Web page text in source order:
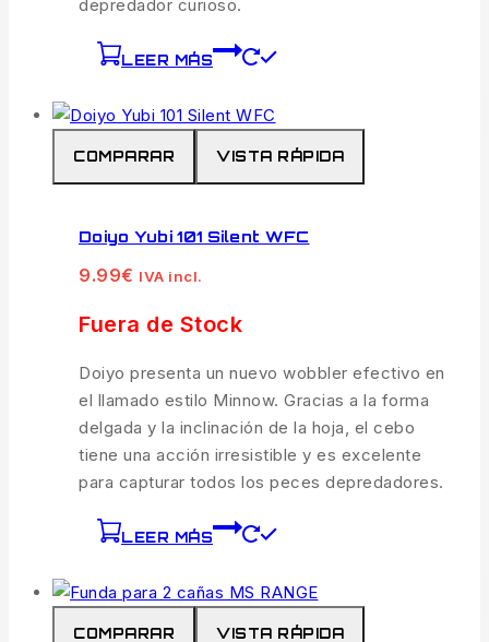
depredador curioso.
LEER MÁS
COMPARAR VISTA RÁPIDA
Doiyo Yubi 101 Silent WFC
9.99€ IVA incl.
Fuera de Stock
Doiyo presenta un nuevo wobbler efectivo en
el llamado estilo Minnow. Gracias a la forma
delgada y la inclinación de la hoja, el cebo
tiene una acción irresistible y es excelente
para capturar todos los peces depredadores.
LEER MÁS
COMPARAR VISTA RÁPIDA